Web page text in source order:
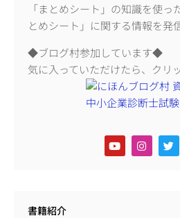
「まとめシート」の知識を使っ
とめシート」に関する情報を発
◆ブログ村参加しています◆
気に入っていただけたら、クリ
書籍紹介